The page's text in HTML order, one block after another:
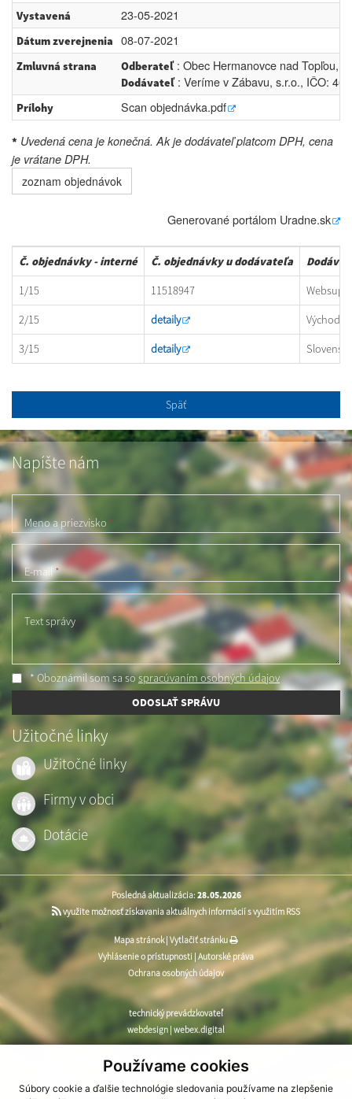
Používame cookies
Súbory cookie a ďalšie technológie sledovania používame na zlepšenie
Vystavená 23-05-2021
Dátum zverejnenia 08-07-2021
Zmluvná strana Odberateľ: Obec Hermanovce nad Topľou,
Dodávateľ: Veríme v Zábavu, s.r.o., IČO:
Prílohy Scan objednávka.pdf
* Uvedená cena je konečná. Ak je dodávateľ platcom DPH, cena
je vrátane DPH.
zoznam objednávok
Generované portálom Uradne.sk
Č. objednávky - interné Č. objednávky u dodávateľa
1/15 11518947
2/15 detaily
3/15 detaily
Späť
Napíšte nám
Meno a priezvisko *
E-mail*
Text správy
* Oboznámil som sa sospracúvaním osobných údajov
ODOSLAŤ SPRÁVU
Užitočné linky
Užitočné linky
Firmy v obci
Dotácie
Posledná aktualizácia: 28.05.2026
využite možnosť získavania aktuálnych informácií s využitím RSS
Mapa stránok| Vytlačiť stránku
Vyhlásenie o prístupnosti | Autorské práva
Ochrana osobných údajov
technický prevádzkovateľ
webdesign | webex.digital
CMS systém (redakčný) systém ECHELON 2
webhosting ,webex.digital, domény,registrácia domény
spoločnosť webex.digital